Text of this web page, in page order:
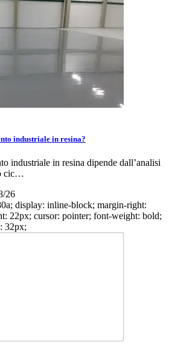
industriale in resina?
industriale in resina dipende dall’analisi
cic…
26
display: inline-block; margin-right:
22px; cursor: pointer; font-weight: bold;
32px;